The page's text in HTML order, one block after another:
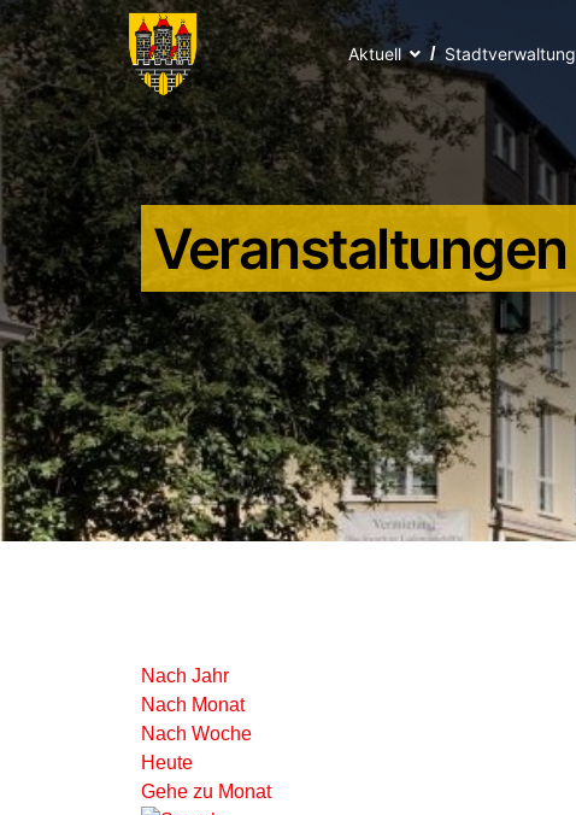
Aktuell Stadtverwaltung
Veranstaltungen
Nach Jahr
Nach Monat
Nach Woche
Heute
Gehe zu Monat